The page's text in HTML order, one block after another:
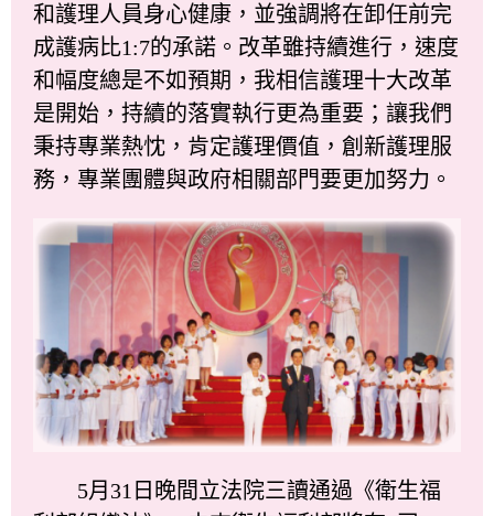
和護理人員身心健康，並強調將在卸任前完
成護病比1:7的承諾。改革雖持續進行，速度
和幅度總是不如預期，我相信護理十大改革
是開始，持續的落實執行更為重要；讓我們
秉持專業熱忱，肯定護理價值，創新護理服
務，專業團體與政府相關部門要更加努力。
5月31日晚間立法院三讀通過《衛生福